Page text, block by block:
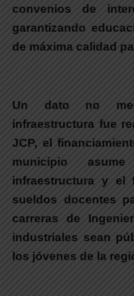
convenios de
garantizando
de máxima calidad
Un dato no
infraestructura fue
JCP, el
municipio
infraestructura y el
sueldos docentes
carreras de
industriales sean
los jóvenes de la